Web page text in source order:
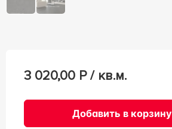
3 020,00 Р / кв.м.
Добавить в корзину